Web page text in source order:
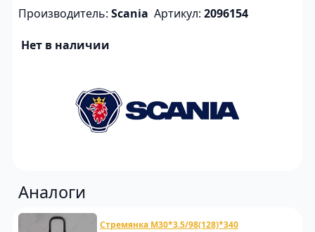
Производитель: Scania Артикул: 2096154
Нет в наличии
Аналоги
Стремянка M30*3.5/98(128)*340